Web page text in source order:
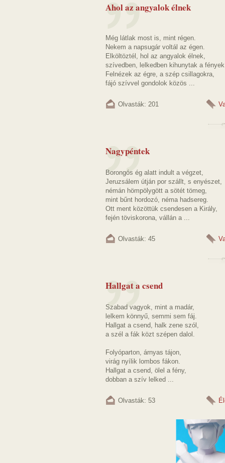
Ahol az angyalok élnek
Még látlak most is, mint régen.
Nekem a napsugár voltál az égen.
Elköltöztél, hol az angyalok élnek,
szívedben, lelkedben kihunytak a
Felnézek az égre, a szép csillagokra,
fájó szívvel gondolok közös ...
Olvasták: 201
Nagypéntek
Borongós ég alatt indult a végzet,
Jeruzsálem útján por szállt, s enyészet,
némán hömpölygött a sötét tömeg,
mint bűnt hordozó, néma hadsereg.
Ott ment közöttük csendesen a Király,
fején töviskorona, vállán a ...
Olvasták: 45
Hallgat a csend
Szabad vagyok, mint a madár,
lelkem könnyű, semmi sem fáj.
Hallgat a csend, halk zene szól,
a szél a fák közt szépen dalol.
Folyóparton, árnyas tájon,
virág nyílik lombos fákon.
Hallgat a csend, ölel a fény,
dobban a szív lelked ...
Olvasták: 53